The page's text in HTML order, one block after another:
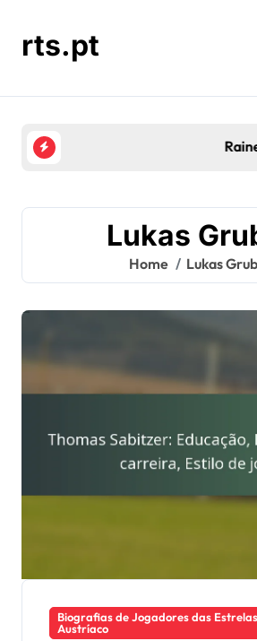
contentrts.pt
Rainer Zobel:
Lukas
Home Lukas
Biografias de Jogadores das
Austríaco